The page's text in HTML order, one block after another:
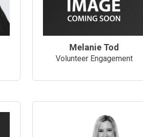
Melanie Tod
Volunteer Engagement